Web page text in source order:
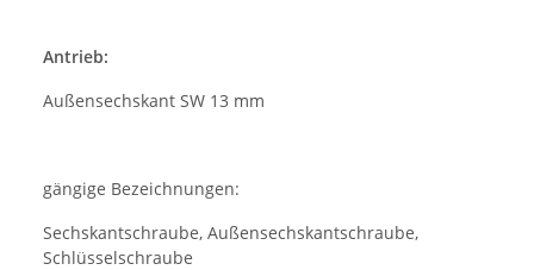
Antrieb:
Außensechskant SW 13 mm
gängige Bezeichnungen:
Sechskantschraube, Außensechskantschraube,
Schlüsselschraube